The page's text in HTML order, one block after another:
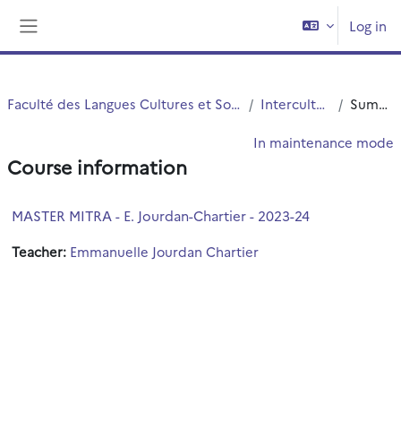
Log in
Faculté des Langues Cultures et Sociétés (FLCS) Interculturalité Summary
In maintenance mode
Course information
MASTER MITRA - E. Jourdan-Chartier - 2023-24
Teacher: Emmanuelle Jourdan Chartier